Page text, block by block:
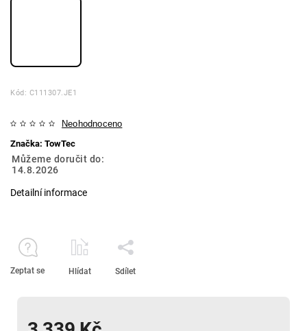
Kód: C111307.JE1
Neohodnoceno
Značka: TowTec
Můžeme doručit do:
14.8.2026
Detailní informace
Zeptat se Hlídat Sdílet